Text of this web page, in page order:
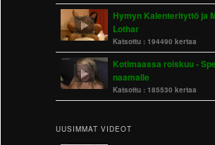
Hymyn Kalenterityttö ja
Lothar
Katsottu : 194490 kertaa
Kotimaassa roiskuu -
naamalle
Katsottu : 185530 kertaa
UUSIMMAT VIDEOT